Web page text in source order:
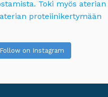
Follow on Instagram